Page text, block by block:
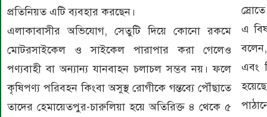
প্রতিনিয়ত এটি ব্যবহার করছেন।
এলাকাবাসীর অভিযোগ, সেতুটি দিয়ে কোনো রকমে
মোটরসাইকেল ও সাইকেল পারাপার করা গেলেও
পণ্যবাহী বা অন্যান্য যানবাহন চলাচল সম্ভব নয়। ফলে
কৃষিপণ্য পরিবহন কিংবা অসুস্থ রোগীকে গন্তব্যে পৌঁছাতে
তাদের হেমায়েতপুর-চারুলিয়া হয়ে অতিরিক্ত ৪ থেকে ৫
এ
এবং